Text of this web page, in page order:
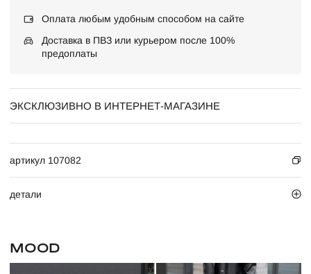
Оплата любым удобным способом на сайте
Доставка в ПВЗ или курьером после 100%
предоплаты
ЭКСКЛЮЗИВНО В ИНТЕРНЕТ-МАГАЗИНЕ
артикул 107082
детали
MOOD